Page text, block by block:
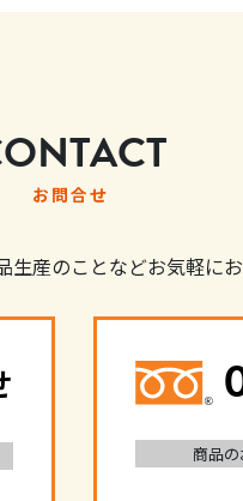
お問合せ
産のことなどお気軽に
商品